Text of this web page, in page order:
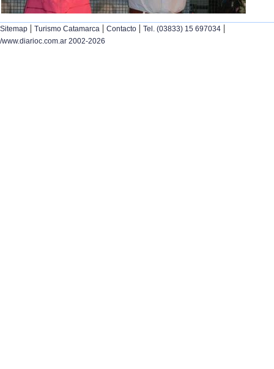
Sitemap | Turismo Catamarca | Contacto | Tel. (03833) 15 697034 |
/www.diarioc.com.ar 2002-2026